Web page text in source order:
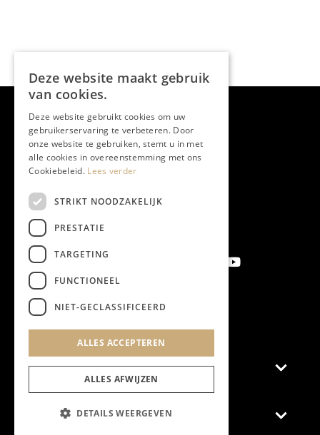
Aanmelden nieuwsbrief
Magazine
Adverteren
Deze website maakt gebruik
van cookies.
Deze website gebruikt cookies om uw
gebruikerservaring te verbeteren. Door
onze website te gebruiken, stemt u in met
alle cookies in overeenstemming met ons
Cookiebeleid. Lees verder
STRIKT NOODZAKELIJK
PRESTATIE
TARGETING
FUNCTIONEEL
NIET-GECLASSIFICEERD
ALLES ACCEPTEREN
ALLES AFWIJZEN
DETAILS WEERGEVEN